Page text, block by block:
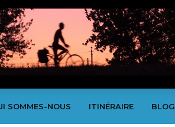
SOMMES-NOUS ITINÉRAIRE BLOG